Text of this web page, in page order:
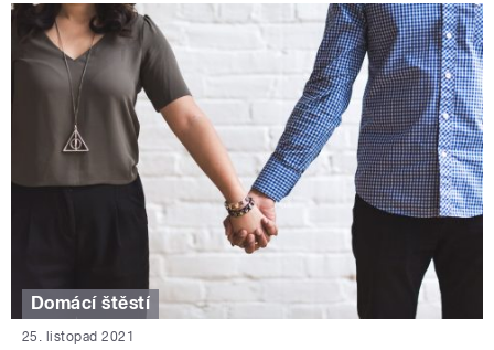
Domácí štěstí
25. listopad 2021